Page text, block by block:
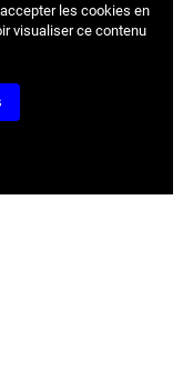
les cookies en
visualiser ce contenu